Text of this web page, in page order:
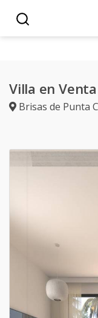
Villa en
Brisas de Punta